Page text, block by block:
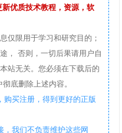
新优质技术教程，资源，软
仅限用于学习和研究目的；
， 否则，一切后果请用户自
站无关。您必须在下载后的
底删除上述内容。
购买注册，得到更好的正版
，我们不负责维护这些网